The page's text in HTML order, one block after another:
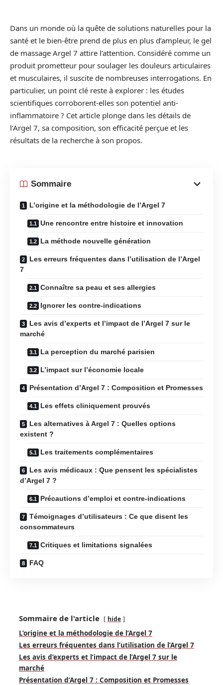
Dans un monde où la quête de solutions naturelles pour la
santé et le bien-être prend de plus en plus d’ampleur, le gel
de massage Argel 7 attire l’attention. Considéré comme un
produit prometteur pour soulager les douleurs articulaires
et musculaires, il suscite de nombreuses interrogations. En
particulier, un point clé reste à explorer : les études
scientifiques corroborent-elles son potentiel anti-
inflammatoire ? Cet article plonge dans les détails de
l’Argel 7, sa composition, son efficacité perçue et les
résultats de la recherche à son propos.
Sommaire
L’origine et la méthodologie de l’Argel 7
Une rencontre entre histoire et innovation
La méthode nouvelle génération
Les erreurs fréquentes dans l’utilisation de l’Argel
7
Connaître sa peau et ses allergies
Ignorer les contre-indications
Les avis d’experts et l’impact de l’Argel 7 sur le
marché
La perception du marché parisien
L’impact sur l’économie locale
Présentation d’Argel 7 : Composition et Promesses
Les effets cliniquement prouvés
Les alternatives à Argel 7 : Quelles options
existent ?
Les traitements complémentaires
Les avis médicaux : Que pensent les spécialistes
d’Argel 7 ?
Précautions d’emploi et contre-indications
Témoignages d’utilisateurs : Ce que disent les
consommateurs
Critiques et limitations signalées
FAQ
Sommaire de l'article hide
L’origine et la méthodologie de l’Argel 7
Les erreurs fréquentes dans l’utilisation de l’Argel 7
Les avis d’experts et l’impact de l’Argel 7 sur le
marché
Présentation d’Argel 7 : Composition et Promesses